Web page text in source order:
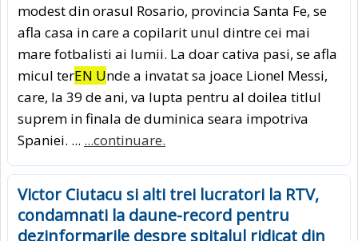
modest din orasul Rosario, provincia Santa Fe, se
afla casa in care a copilarit unul dintre cei mai
mare fotbalisti ai lumii. La doar cativa pasi, se afla
micul terEN Unde a invatat sa joace Lionel Messi,
care, la 39 de ani, va lupta pentru al doilea titlul
suprem in finala de duminica seara impotriva
Spaniei. ... ...continuare.
Victor Ciutacu si alti trei lucratori la RTV,
condamnati la daune-record pentru
dezinformarile despre spitalul ridicat din